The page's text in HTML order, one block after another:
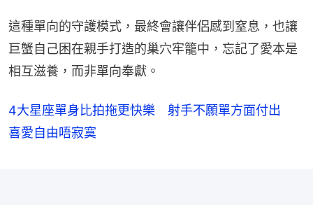
這種單向的守護模式，最終會讓伴侶感到窒息，也讓
巨蟹自己困在親手打造的巢穴牢籠中，忘記了愛本是
相互滋養，而非單向奉獻。
4大星座單身比拍拖更快樂 射手不願單方面付出
喜愛自由唔寂寞